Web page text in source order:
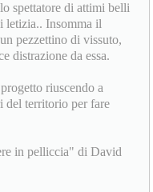
spettatore di attimi belli
letizia.. Insomma il
pezzettino di vissuto,
distrazione da essa.
riuscendo a
del territorio per fare
in pelliccia" di David